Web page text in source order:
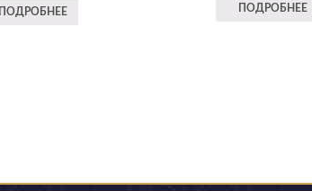
ПОДРОБНЕЕ ПОДРОБНЕЕ